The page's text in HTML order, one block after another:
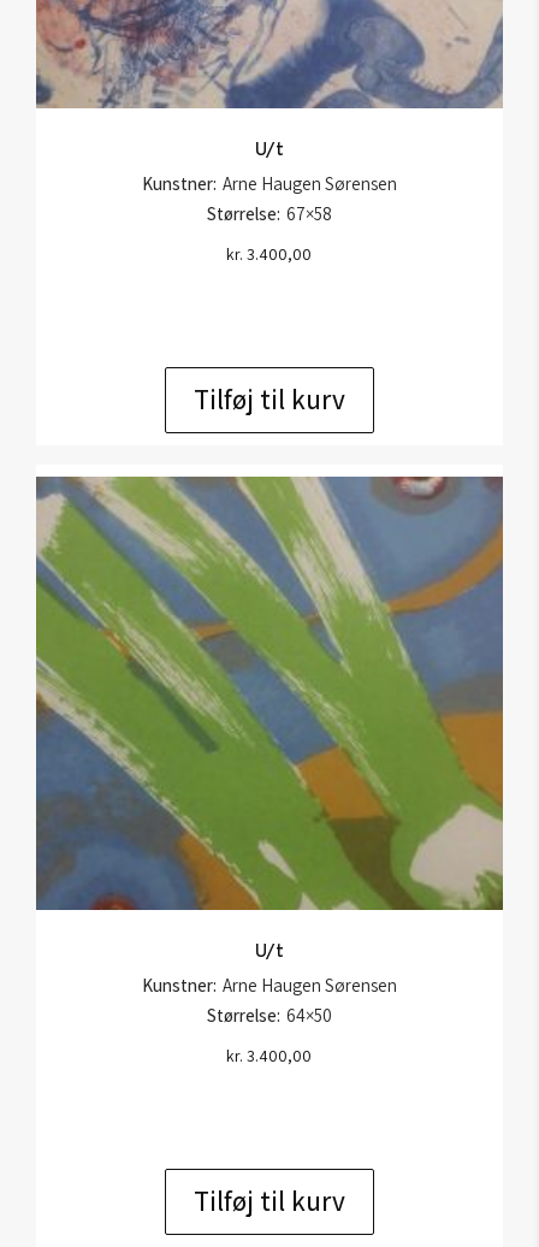
U/t
Kunstner: Arne Haugen Sørensen
Størrelse: 67×58
kr. 3.400,00
Tilføj til kurv
U/t
Kunstner: Arne Haugen Sørensen
Størrelse: 64×50
kr. 3.400,00
Tilføj til kurv